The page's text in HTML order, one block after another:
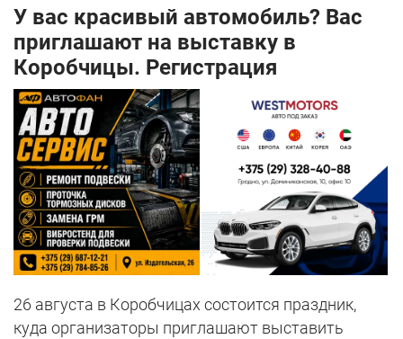
У вас красивый автомобиль? Вас
приглашают на выставку в
Коробчицы. Регистрация
26 августа в Коробчицах состоится праздник,
куда организаторы приглашают выставить